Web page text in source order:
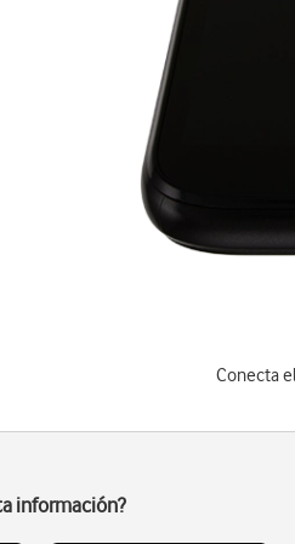
Conecta
información?